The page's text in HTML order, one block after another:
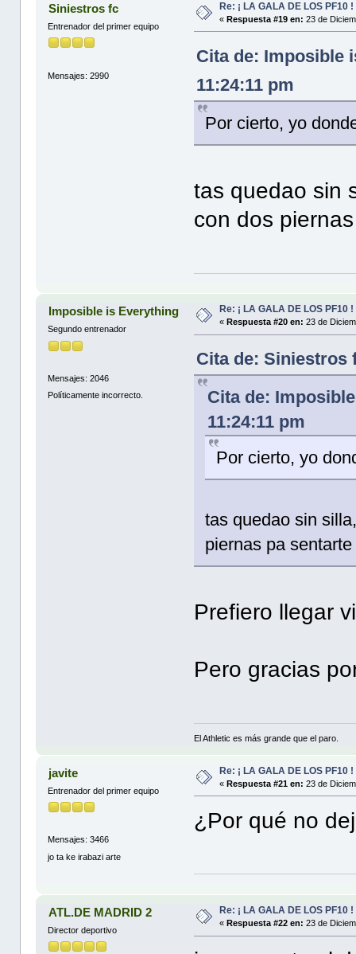
Siniestros fc
Entrenador del primer equipo
Mensajes: 2990
Re: ¡ LA GALA DE LOS PF10 !
«Respuesta #19 en: 23 de
Cita de: Imposible
11:24:11 pm
Por cierto, yo
tas quedao sin
con dos
Imposible is Everything
Segundo entrenador
Mensajes: 2046
Políticamente incorrecto.
Re: ¡ LA GALA DE LOS PF10 !
« Respuesta #20 en: 23 de
Cita de: Siniestros
Cita de:
11:24:11 pm
Por cierto, yo
tas quedao sin
piernas pa sentarte
Prefiero llegar
Pero gracias
El Athletic es más grande que el paro.
javite
Entrenador del primer equipo
Mensajes: 3466
jo ta ke irabazi arte
Re: ¡ LA GALA DE LOS PF10 !
«Respuesta #21 en: 23 de
¿Por qué no
ATL.DE MADRID 2
Director deportivo
Re: ¡ LA GALA DE LOS PF10 !
«Respuesta #22 en: 23 de